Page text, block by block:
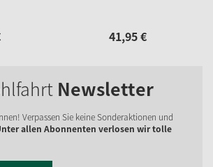
41,95€
Newsletter
Verpassen Sie keine Sonderaktionen und
allen Abonnenten verlosen wir tolle